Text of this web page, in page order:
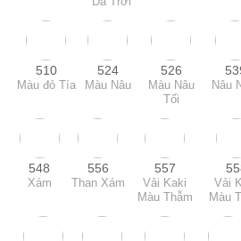
510
Màu đỏ Tía
524
Màu Nâu
526
Màu Nâu
Tối
Nâu
548
Xám
556
Than Xám
557
Vải Kaki
Màu Thẫm
Vải
Màu